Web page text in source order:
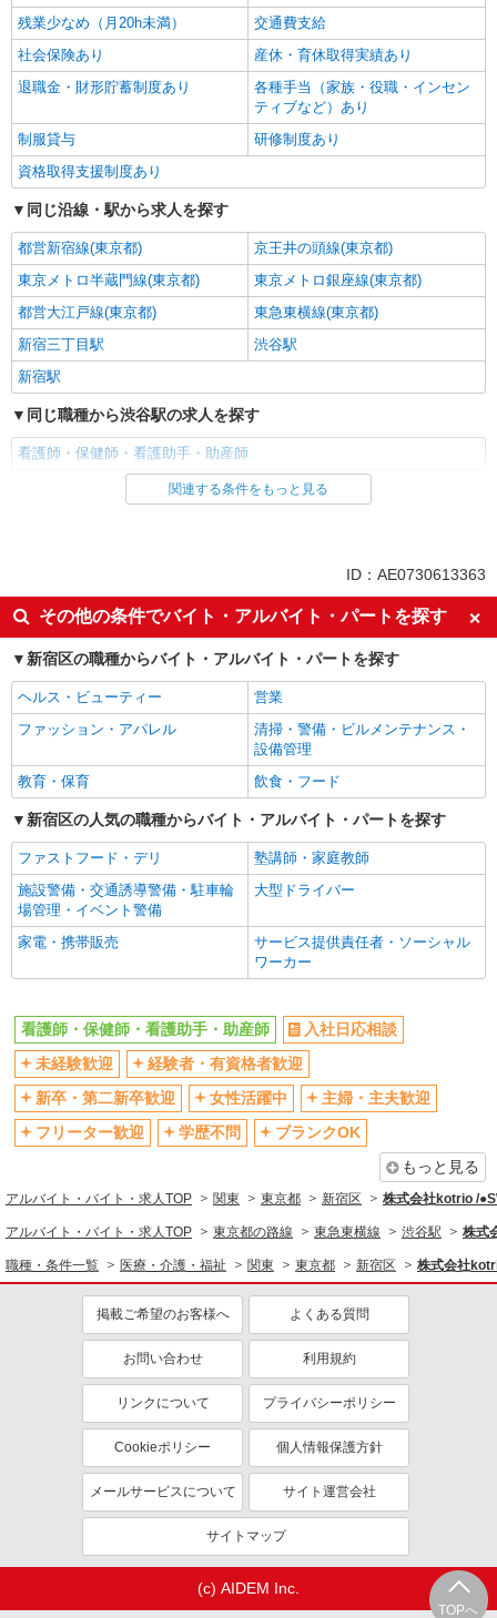
残業少なめ（月20h未満）
交通費支給
社会保険あり
産休・育休取得実績あり
退職金・財形貯蓄制度あり
各種手当（家族・役職・インセン
ティブなど）あり
制服貸与
研修制度あり
資格取得支援制度あり
同じ沿線・駅から求人を探す
都営新宿線(東京都)
京王井の頭線(東京都)
東京メトロ半蔵門線(東京都)
東京メトロ銀座線(東京都)
都営大江戸線(東京都)
東急東横線(東京都)
新宿三丁目駅
渋谷駅
新宿駅
同じ職種から渋谷駅の求人を探す
看護師・保健師・看護助手・助産師
同じ雇用形態から渋谷駅の求人を探す
入社日応相談
未経験歓迎
経験者・有資格者歓迎
新卒・第二新卒歓迎
女性活躍中
主婦・主夫歓迎
フリーター歓迎
学歴不問
ブランクOK
ミドル（40代～）活躍中
エルダー（50代～）活躍中
シニア（60代～）活躍中
高収入・高額
ボーナス・賞与あり
昇給あり
完全週休2日制
フルタイム歓迎
禁煙・分煙
駅直結・駅チカ
車通勤OK
バイク通勤OK
自転車通勤OK
交通費支給
退職金・財形貯蓄制度あり
各種手当（家族・役職・インセン
ティブなど）あり
制服貸与
研修制度あり
資格取得支援制度あり
同じ職種から求人を探す
同じ特徴から求人を探す
未経験歓迎
ミドル（40代～）活躍中
ボーナス・賞与あり
社会保険あり
関連する条件をもっと見る
ID：AE0730613363
その他の条件でバイト・アルバイト・パートを探す
新宿区の職種からバイト・アルバイト・パートを探す
ヘルス・ビューティー
営業
ファッション・アパレル
清掃・警備・ビルメンテナンス・
設備管理
教育・保育
飲食・フード
新宿区の人気の職種からバイト・アルバイト・パートを探す
ファストフード・デリ
塾講師・家庭教師
施設警備・交通誘導警備・駐車輪
場管理・イベント警備
大型ドライバー
家電・携帯販売
サービス提供責任者・ソーシャル
ワーカー
TOPへ
看護師・保健師・看護助手・助産師
入社日応相談
未経験歓迎
経験者・有資格者歓迎
新卒・第二新卒歓迎
女性活躍中
主婦・主夫歓迎
フリーター歓迎
学歴不問
ブランクOK
もっと見る
アルバイト・バイト・求人TOP 関東 東京都 新宿区 株式会社kotrio /
アルバイト・バイト・求人TOP 東京都の路線 東急東横線 渋谷駅 株式
職種・条件一覧 医療・介護・福祉 関東 東京都 新宿区 株式会社
掲載ご希望のお客様へ よくある質問
お問い合わせ 利用規約
リンクについて プライバシーポリシー
Cookieポリシー 個人情報保護方針
メールサービスについて サイト運営会社
サイトマップ
(c) AIDEM Inc.